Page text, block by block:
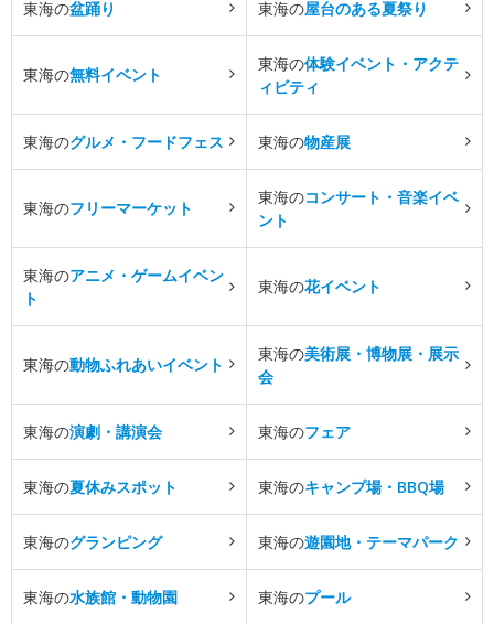
東海の盆踊り 東海の屋台のある夏祭り
東海の無料イベント
東海の体験イベント・アクテ
ィビティ
東海のグルメ・フードフェス 東海の物産展
東海のフリーマーケット
東海のコンサート・音楽イベ
ント
東海のアニメ・ゲームイベン
ト
東海の花イベント
東海の動物ふれあいイベント
東海の美術展・博物展・展示
会
東海の演劇・講演会 東海のフェア
東海の夏休みスポット 東海のキャンプ場・BBQ場
東海のグランピング 東海の遊園地・テーマパーク
東海の水族館・動物園 東海のプール